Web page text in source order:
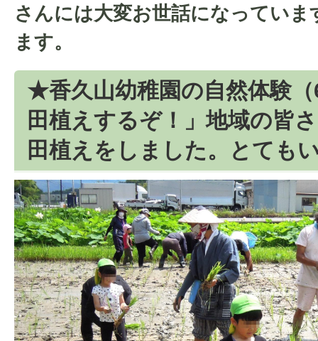
さんには大変お世話になってい
ます。
★香久山幼稚園の自然体験
田植えするぞ！」地域の皆
田植えをしました。とても